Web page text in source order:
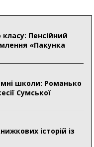
Пенсійний
«Пакунка
школи: Романько
Сумської
історій із